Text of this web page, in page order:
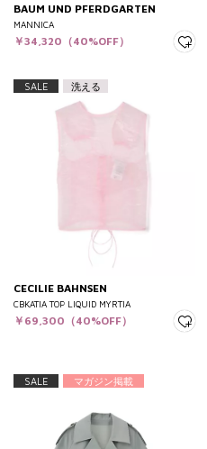
BAUM UND PFERDGARTEN
MANNICA
￥34,320（40%OFF）
SALE 洗える
CECILIE BAHNSEN
CBKATIA TOP LIQUID MYRTIA
￥69,300（40%OFF）
SALE マガジン掲載